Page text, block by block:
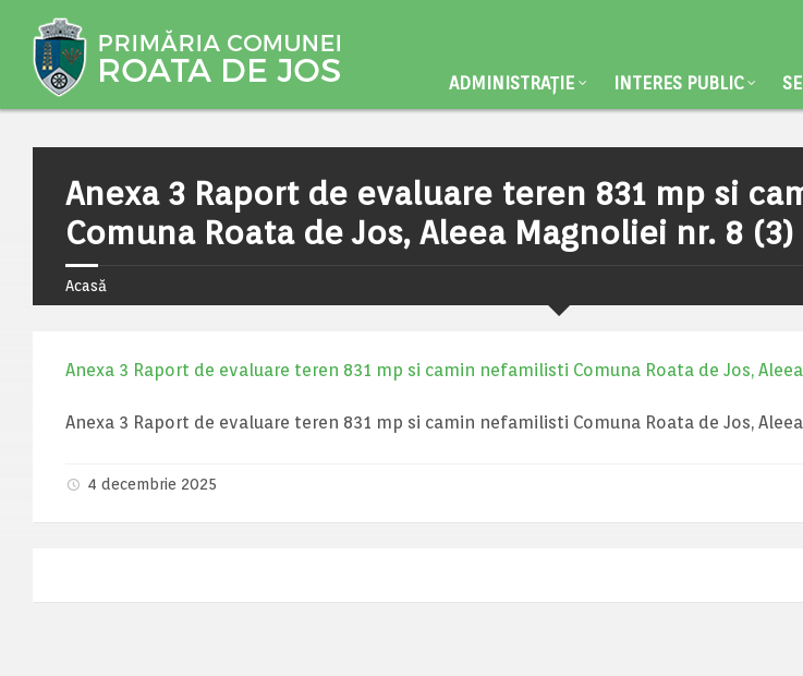
ADMINISTRAȚIE INTERES PUBLIC
Anexa 3 Raport de evaluare teren 831 mp si
Comuna Roata de Jos, Aleea Magnoliei nr. 8 (3)
Acasă
Anexa 3 Raport de evaluare teren 831 mp si camin nefamilisti Comuna Roata de Jos,
Anexa 3 Raport de evaluare teren 831 mp si camin nefamilisti Comuna Roata de Jos,
4 decembrie 2025